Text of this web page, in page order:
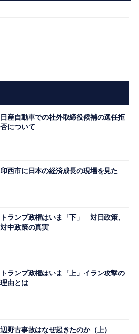
日産自動車での社外取締役候補の選任拒
否について
印西市に日本の経済成長の現場を見た
トランプ政権はいま「下」 対日政策、
対中政策の真実
トランプ政権はいま「上」イラン攻撃の
理由とは
辺野古事故はなぜ起きたのか（上）